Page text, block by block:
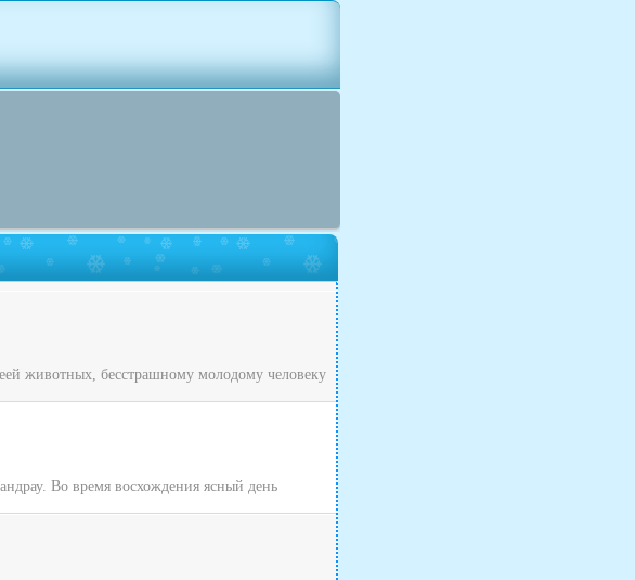
животных, бесстрашному молодому человеку
Во время восхождения ясный день